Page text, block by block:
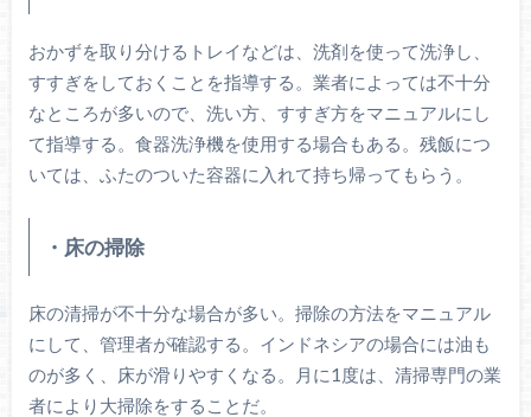
おかずを取り分けるトレイなどは、洗剤を使って洗浄し、
すすぎをしておくことを指導する。業者によっては不十分
なところが多いので、洗い方、すすぎ方をマニュアルにし
て指導する。食器洗浄機を使用する場合もある。残飯につ
いては、ふたのついた容器に入れて持ち帰ってもらう。
・床の掃除
床の清掃が不十分な場合が多い。掃除の方法をマニュアル
にして、管理者が確認する。インドネシアの場合には油も
のが多く、床が滑りやすくなる。月に1度は、清掃専門の業
者により大掃除をすることだ。